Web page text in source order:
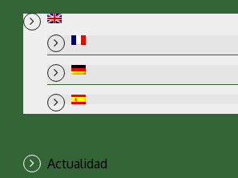
Actualidad